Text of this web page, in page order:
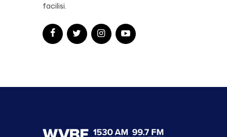
facilisi.